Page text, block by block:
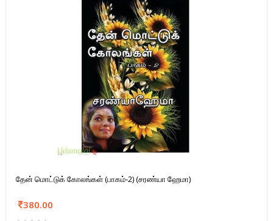
தேன் மொட்டுக் கோலங்கள் (பாகம்-2) (சரண்யா ஹேமா)
380.00